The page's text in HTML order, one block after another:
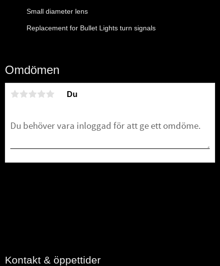
Small diameter lens
Replacement for Bullet Lights turn signals
Omdömen
Du
Kontakt & öppettider